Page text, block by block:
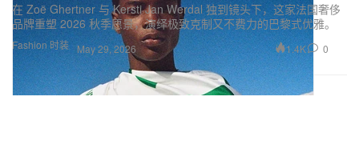
Fashion 时装
在 Zoë Ghertner 与 Kersti Jan Werdal 独到镜头下，这家法国奢侈
品牌重塑 2026 秋季愿景，演绎极致克制又不费力的巴黎式优雅。
May 29, 2026 1.4K 0